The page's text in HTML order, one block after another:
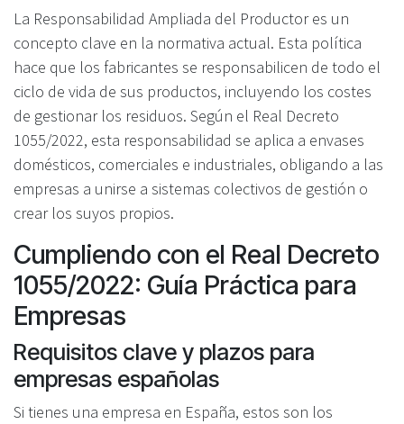
La Responsabilidad Ampliada del Productor es un
concepto clave en la normativa actual. Esta política
hace que los fabricantes se responsabilicen de todo el
ciclo de vida de sus productos, incluyendo los costes
de gestionar los residuos. Según el Real Decreto
1055/2022, esta responsabilidad se aplica a envases
domésticos, comerciales e industriales, obligando a las
empresas a unirse a sistemas colectivos de gestión o
crear los suyos propios.
Cumpliendo con el Real Decreto
1055/2022: Guía Práctica para
Empresas
Requisitos clave y plazos para
empresas españolas
Si tienes una empresa en España, estos son los